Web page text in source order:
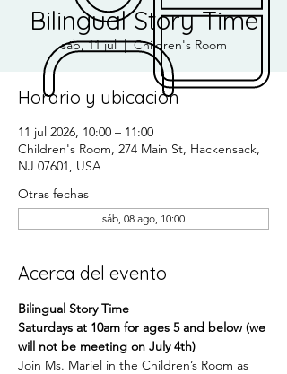
Bilingual Story Time
sáb, 11 jul
  |
Children's Room
Horario y ubicación
11 jul 2026, 10:00 – 11:00
Children's Room, 274 Main St, Hackensack,
NJ 07601, USA
Otras fechas
sáb, 08 ago, 10:00
Acerca del evento
Bilingual Story Time
Saturdays at 10am for ages 5 and below (we
will not be meeting on July 4th)
Join Ms. Mariel in the Children’s Room as